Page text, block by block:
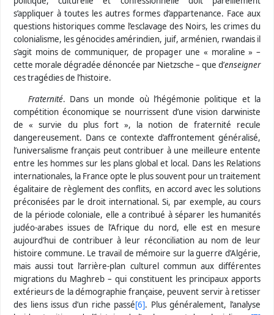
s’appliquer à toutes les autres formes d’appartenance. Face aux
questions historiques comme l’esclavage des Noirs, les crimes du
colonialisme, les génocides amérindien, juif, arménien, rwandais il
s’agit moins de communiquer, de propager une « moraline » –
cette morale dégradée dénoncée par Nietzsche – que d’enseigner
ces tragédies de l’histoire.
Fraternité. Dans un monde où l’hégémonie politique et la
compétition économique se nourrissent d’une vision darwiniste
de « survie du plus fort », la notion de fraternité recule
dangereusement. Dans ce contexte d’affrontement généralisé,
l’universalisme français peut contribuer à une meilleure entente
entre les hommes sur les plans global et local. Dans les Relations
internationales, la France opte le plus souvent pour un traitement
égalitaire de règlement des conflits, en accord avec les solutions
préconisées par le droit international. Si, par exemple, au cours
de la période coloniale, elle a contribué à séparer les humanités
judéo-arabes issues de l’Afrique du nord, elle est en mesure
aujourd’hui de contribuer à leur réconciliation au nom de leur
histoire commune. Le travail de mémoire sur la guerre d’Algérie,
mais aussi tout l’arrière-plan culturel commun aux différentes
migrations du Maghreb – qui constituent les principaux apports
extérieurs de la démographie française, peuvent servir à retisser
des liens issus d’un riche passé[6]. Plus généralement, l’analyse